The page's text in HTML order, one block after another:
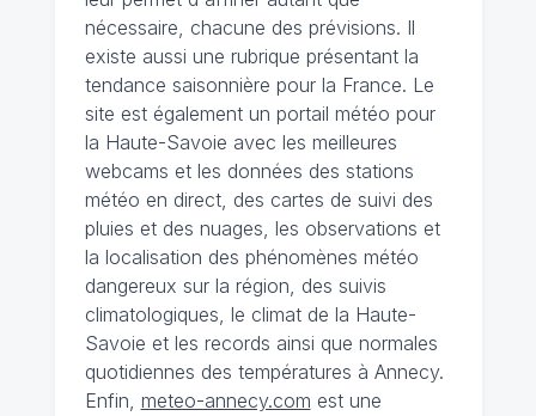
nécessaire, chacune des prévisions. Il
existe aussi une rubrique présentant la
tendance saisonnière pour la France. Le
site est également un portail météo pour
la Haute-Savoie avec les meilleures
webcams et les données des stations
météo en direct, des cartes de suivi des
pluies et des nuages, les observations et
la localisation des phénomènes météo
dangereux sur la région, des suivis
climatologiques, le climat de la Haute-
Savoie et les records ainsi que normales
quotidiennes des températures à Annecy.
Enfin, meteo-annecy.com est une